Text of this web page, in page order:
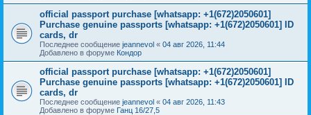
official passport purchase [whatsapp: +1(672)2050601]
Purchase genuine passports [whatsapp: +1(672)2050601] ID
cards, dr
Последнее сообщение jeannevol « 04 авг 2026, 11:44
Добавлено в форуме Кондор
official passport purchase [whatsapp: +1(672)2050601]
Purchase genuine passports [whatsapp: +1(672)2050601] ID
cards, dr
Последнее сообщение jeannevol « 04 авг 2026, 11:43
Добавлено в форуме Ганц 16/27,5